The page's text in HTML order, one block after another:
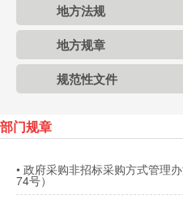
地方法规
地方规章
规范性文件
部门规章
• 政府采购非招标采购方式管理
74号）